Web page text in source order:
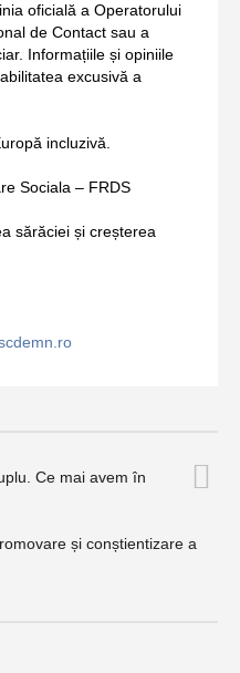
oficială a Operatorului
de Contact sau a
Informațiile și opiniile
excusivă a
incluzivă.
Sociala – FRDS
sărăciei și creșterea
Ce mai avem în
și conștientizare a